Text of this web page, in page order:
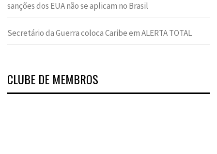
sanções dos EUA não se aplicam no Brasil
Secretário da Guerra coloca Caribe em ALERTA TOTAL
CLUBE DE MEMBROS